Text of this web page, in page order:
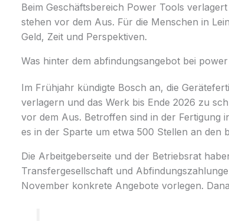
Beim Geschäftsbereich Power Tools
stehen vor dem Aus. Für die Menschen in
Geld, Zeit und Perspektiven.
Was hinter dem abfindungsangebot bei
Im Frühjahr kündigte Bosch an, die
verlagern und das Werk bis Ende 2026 zu
vor dem Aus. Betroffen sind in der Fertigung
es in der Sparte um etwa 500 Stellen an den
Die Arbeitgeberseite und der Betriebsrat
Transfergesellschaft und
November konkrete Angebote vorlegen.